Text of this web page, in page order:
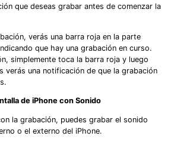
que deseas grabar antes de comenzar la
verás una barra roja en la parte
que hay una grabación en curso.
simplemente toca la barra roja y luego
verás una notificación de que la grabación
de iPhone con Sonido
la grabación, puedes grabar el sonido
o el externo del iPhone.